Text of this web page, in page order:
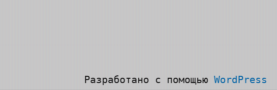
Разработано с помощьюWordPress